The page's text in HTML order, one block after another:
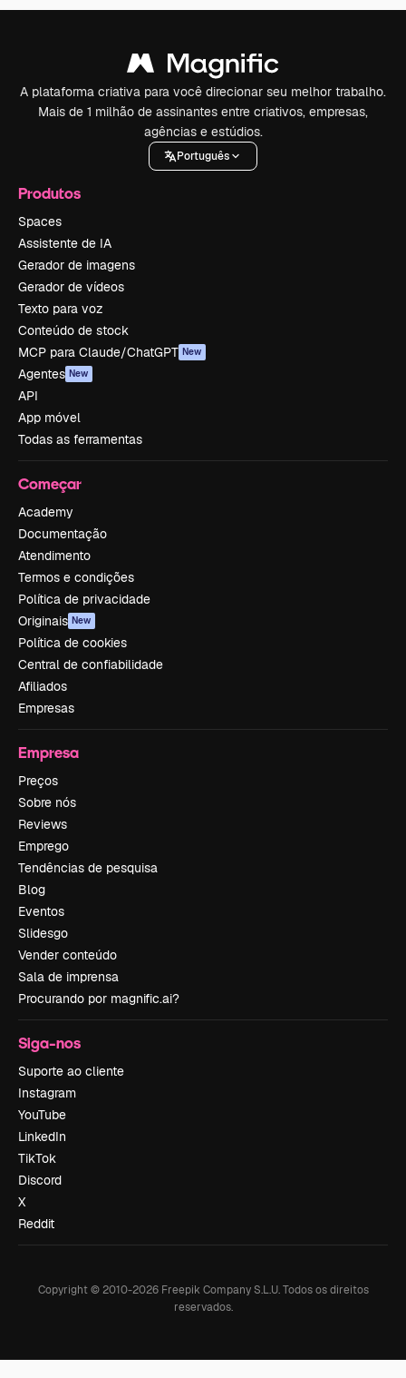
A plataforma criativa para você direcionar seu melhor trabalho.
Mais de 1 milhão de assinantes entre criativos, empresas,
agências e estúdios.
Português
Produtos
Spaces
Assistente de IA
Gerador de imagens
Gerador de vídeos
Texto para voz
Conteúdo de stock
MCP para Claude/ChatGPT New
Agentes New
API
App móvel
Todas as ferramentas
Começar
Academy
Documentação
Atendimento
Termos e condições
Política de privacidade
Originais New
Política de cookies
Central de confiabilidade
Afiliados
Empresas
Empresa
Preços
Sobre nós
Reviews
Emprego
Tendências de pesquisa
Blog
Eventos
Slidesgo
Vender conteúdo
Sala de imprensa
Procurando por magnific.ai?
Siga-nos
Suporte ao cliente
Instagram
YouTube
LinkedIn
TikTok
Discord
X
Reddit
Copyright © 2010-2026Freepik Company S.L.U. Todos os direitos
reservados.